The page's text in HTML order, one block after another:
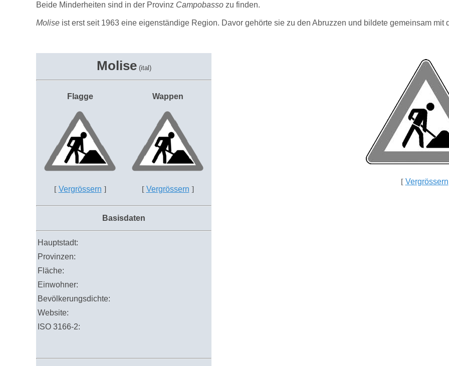
Beide Minderheiten sind in der Provinz Campobasso zu finden.
Molise ist erst seit 1963 eine eigenständige Region. Davor gehörte sie zu den Abruzzen und bildete gemeinsam mit
Molise(ital)
Flagge
[ Vergrössern ]
Wappen
[ Vergrössern ]
Basisdaten
Hauptstadt:
Provinzen:
Fläche:
Einwohner:
Bevölkerungsdichte:
Website:
ISO 3166-2:
[ Vergrössern